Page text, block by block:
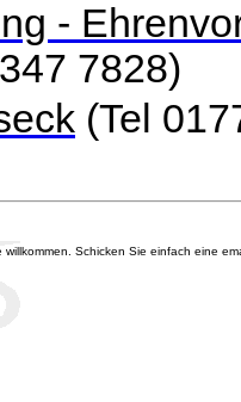
-
7828)
(Tel
Schicken Sie einfach eine